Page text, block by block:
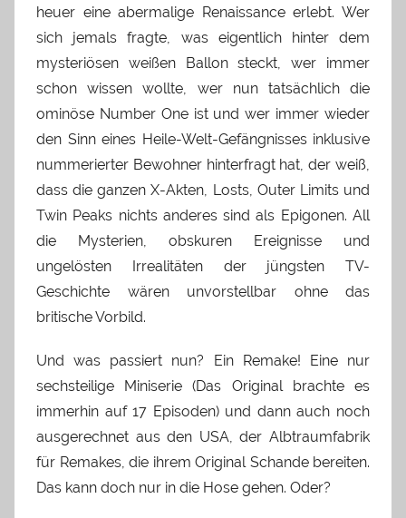
heuer eine abermalige Renaissance erlebt. Wer
sich jemals fragte, was eigentlich hinter dem
mysteriösen weißen Ballon steckt, wer immer
schon wissen wollte, wer nun tatsächlich die
ominöse Number One ist und wer immer wieder
den Sinn eines Heile-Welt-Gefängnisses inklusive
nummerierter Bewohner hinterfragt hat, der weiß,
dass die ganzen X-Akten, Losts, Outer Limits und
Twin Peaks nichts anderes sind als Epigonen. All
die Mysterien, obskuren Ereignisse und
ungelösten Irrealitäten der jüngsten TV-
Geschichte wären unvorstellbar ohne das
britische Vorbild.
Und was passiert nun? Ein Remake! Eine nur
sechsteilige Miniserie (Das Original brachte es
immerhin auf 17 Episoden) und dann auch noch
ausgerechnet aus den USA, der Albtraumfabrik
für Remakes, die ihrem Original Schande bereiten.
Das kann doch nur in die Hose gehen. Oder?